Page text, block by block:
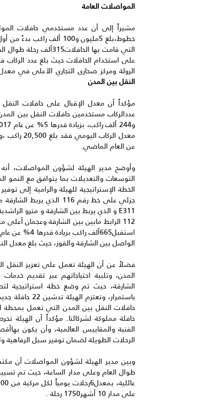
المواصلات العامة
التي قامت بها
الرولة ومركز صحارى التجاري الأعلى في معدل
النقل بين المدن
مؤكداً أن معدل الإقبال على حافلات
عن العام الماضي.
وأوضح مدير الهيئة لشؤون المواصلات،
التوسعات والتعديلات بما يتوافق مع النمو
الخطة الإستراتيجية للهيئة والرامية إلى
جزئي على خط رقم 116
112 الرابط مابين بين الشارقة وعجمان
الواصل بين الشارقة والقوز، حيث بلغ معدل النمو
فضلاً عن أن الهيئة تعمل على تعزيز
المدن، وتلبية احتياجاتهم عبر تقديم
الشارقة، حيث تم وضع خطة استراتيجية
باستمرار،
حافلة مملوكة لشركائنا. مؤكداً أن الهيئة
الفنية والمقاييس العالمية، وأن يكون
الرحلات الطويلة لضمان توفير سبل الرفاهية
وبين مدير الهيئة لشؤون المواصلات أن
على مدار 10 أشهر1750 رحلة .